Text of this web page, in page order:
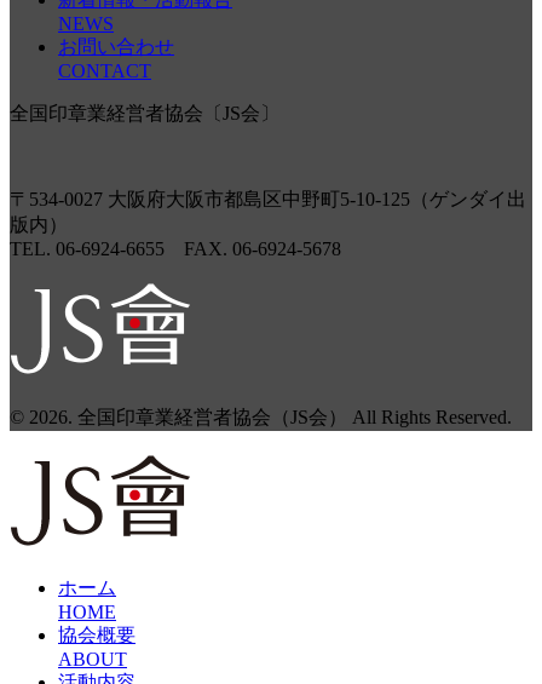
NEWS
お問い合わせ
CONTACT
全国印章業経営者協会〔JS会〕
〒534-0027 大阪府大阪市都島区中野町5-10-125（ゲンダイ出
版内）
TEL. 06-6924-6655 FAX. 06-6924-5678
© 2026. 全国印章業経営者協会（JS会） All Rights Reserved.
ホーム
HOME
協会概要
ABOUT